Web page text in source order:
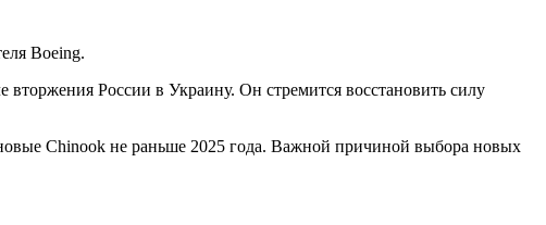
Boeing.
России в Украину. Он стремится восстановить силу
Chinook не раньше 2025 года. Важной причиной выбора новых